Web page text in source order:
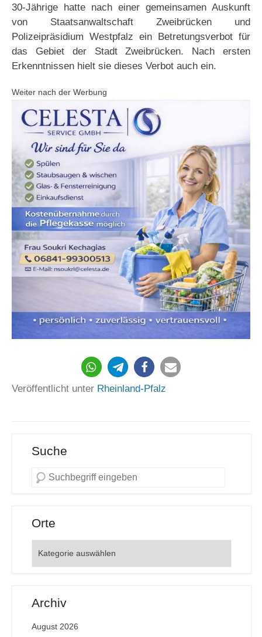
30-Jährige hatte nach einer gemeinsamen Auskunft
von Staatsanwaltschaft Zweibrücken und
Polizeipräsidium Westpfalz ein Betretungsverbot für
das Gebiet der Stadt Zweibrücken. Nach ersten
Erkenntnissen hielt sie dieses Verbot auch ein.
Weiter nach der Werbung
Veröffentlicht unter Rheinland-Pfalz
Suche
Orte
Archiv
August 2026